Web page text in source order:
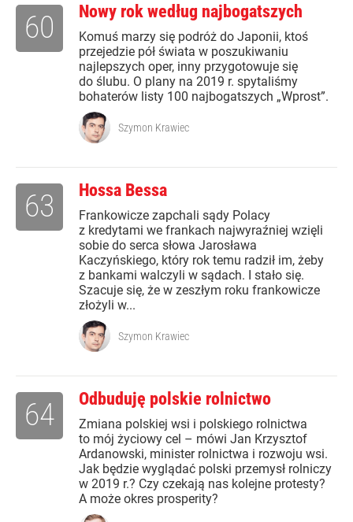
Nowy rok według najbogatszych
Komuś marzy się podróż do Japonii, ktoś
przejedzie pół świata w poszukiwaniu
najlepszych oper, inny przygotowuje się
do ślubu. O plany na 2019 r. spytaliśmy
bohaterów listy 100 najbogatszych „Wprost”.
60
Szymon Krawiec
Hossa Bessa
Frankowicze zapchali sądy Polacy
z kredytami we frankach najwyraźniej wzięli
sobie do serca słowa Jarosława
Kaczyńskiego, który rok temu radził im, żeby
z bankami walczyli w sądach. I stało się.
Szacuje się, że w zeszłym roku frankowicze
złożyli w...
63
Szymon Krawiec
Odbuduję polskie rolnictwo
Zmiana polskiej wsi i polskiego rolnictwa
to mój życiowy cel – mówi Jan Krzysztof
Ardanowski, minister rolnictwa i rozwoju wsi.
Jak będzie wyglądać polski przemysł rolniczy
w 2019 r.? Czy czekają nas kolejne protesty?
A może okres prosperity?
64